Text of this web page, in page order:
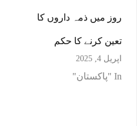
روز میں ذمہ داروں کا
تعین کرنے کا حکم
اپریل 4, 2025
In "پاکستان"